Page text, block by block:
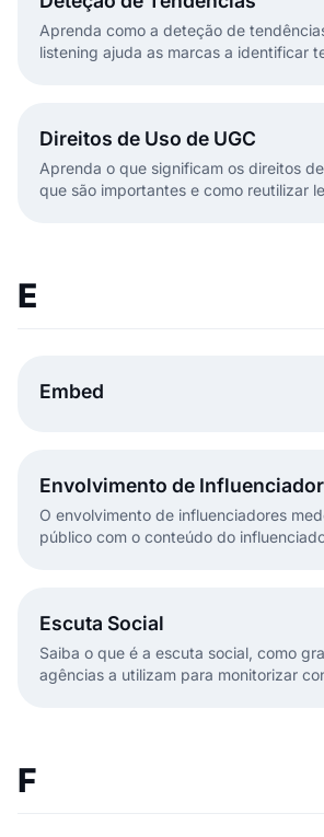
Aprenda como a deteção de
listening ajuda as marcas a identificar
Direitos de Uso de UGC
Aprenda o que significam os direitos
que são importantes e como reutilizar
E
Embed
Envolvimento de
O envolvimento de influenciadores
público com o conteúdo do
Escuta Social
Saiba o que é a escuta social, como
agências a utilizam para monitorizar
F